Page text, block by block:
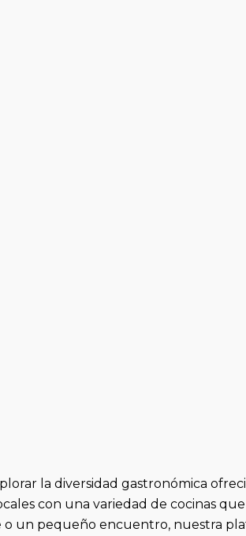
la diversidad gastronómica
con una variedad de cocinas
o un pequeño encuentro, nuestra